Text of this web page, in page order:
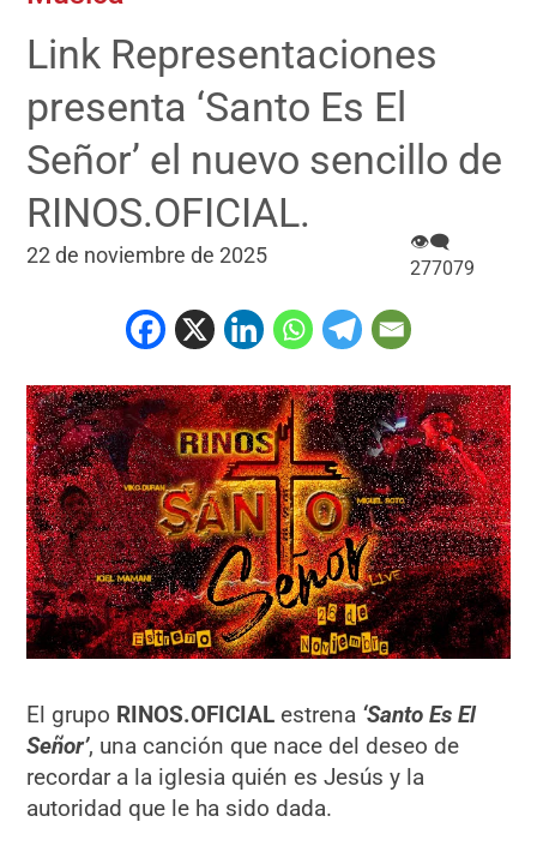
Link Representaciones
presenta ‘Santo Es El
Señor’ el nuevo sencillo de
RINOS.OFICIAL.
22 de noviembre de 2025
👁‍🗨
277079
El grupo RINOS.OFICIAL estrena ‘Santo Es El
Señor’, una canción que nace del deseo de
recordar a la iglesia quién es Jesús y la
autoridad que le ha sido dada.